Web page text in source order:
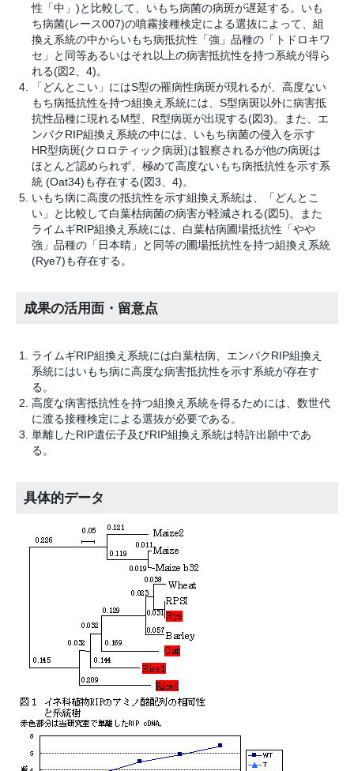
性「中」)と比較して、いもち病菌の病斑が遅延する。いも
ち病菌(レース007)の噴霧接種検定による選抜によって、組
換え系統の中からいもち病抵抗性「強」品種の「トドロキワ
セ」と同等あるいはそれ以上の病害抵抗性を持つ系統が得ら
れる(図2、4)。
「どんとこい」にはS型の罹病性病斑が現れるが、高度ない
もち病抵抗性を持つ組換え系統には、S型病斑以外に病害抵
抗性品種に現れるM型、R型病斑が出現する(図3)。また、エ
ンバクRIP組換え系統の中には、いもち病菌の侵入を示す
HR型病斑(クロロティック病斑)は観察されるが他の病斑は
ほとんど認められず、極めて高度ないもち病抵抗性を示す系
統 (Oat34)も存在する(図3、4)。
いもち病に高度の抵抗性を示す組換え系統は、「どんとこ
い」と比較して白葉枯病菌の病害が軽減される(図5)。また
ライムギRIP組換え系統には、白葉枯病圃場抵抗性「やや
強」品種の「日本晴」と同等の圃場抵抗性を持つ組換え系統
(Rye7)も存在する。
成果の活用面・留意点
ライムギRIP組換え系統には白葉枯病、エンバクRIP組換え
系統にはいもち病に高度な病害抵抗性を示す系統が存在す
る。
高度な病害抵抗性を持つ組換え系統を得るためには、数世代
に渡る接種検定による選抜が必要である。
単離したRIP遺伝子及びRIP組換え系統は特許出願中であ
る。
具体的データ